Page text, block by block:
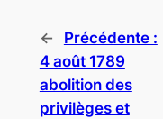
←
Précédente :
4 août 1789
abolition des
privilèges et